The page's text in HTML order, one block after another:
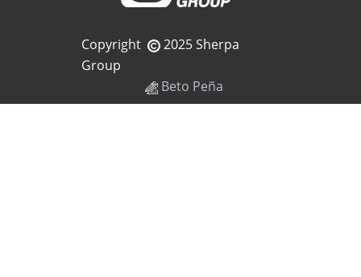
Copyright
2025 Sherpa
Group
Beto Peña